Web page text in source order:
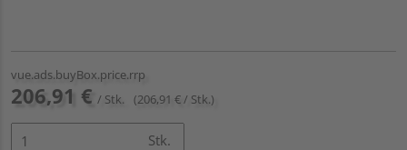
vue.ads.buyBox.price.rrp
206,91 € / Stk. (206,91 € / Stk.)
Stk.